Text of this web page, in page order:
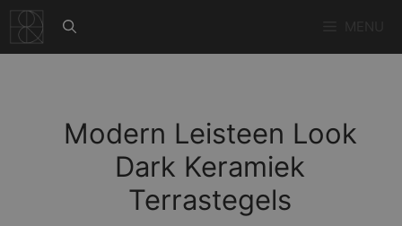
naar
de
Modern Leisteen Look
Dark Keramiek
Terrastegels